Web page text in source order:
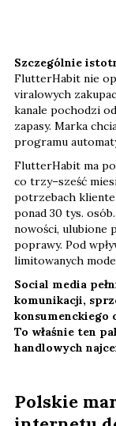
Szczególnie
FlutterHabit nie
viralowych
kanale pochodzi
zapasy. Marka
programu
FlutterHabit ma
co trzy–sześć
potrzebach
ponad 30 tys.
nowości, ulubione
poprawy. Pod
limitowanych
Social media
komunikacji,
To właśnie ten
handlowych
Polskie